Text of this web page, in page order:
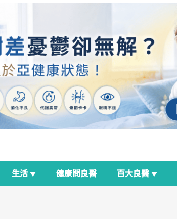
生活 健康問良醫 百大良醫